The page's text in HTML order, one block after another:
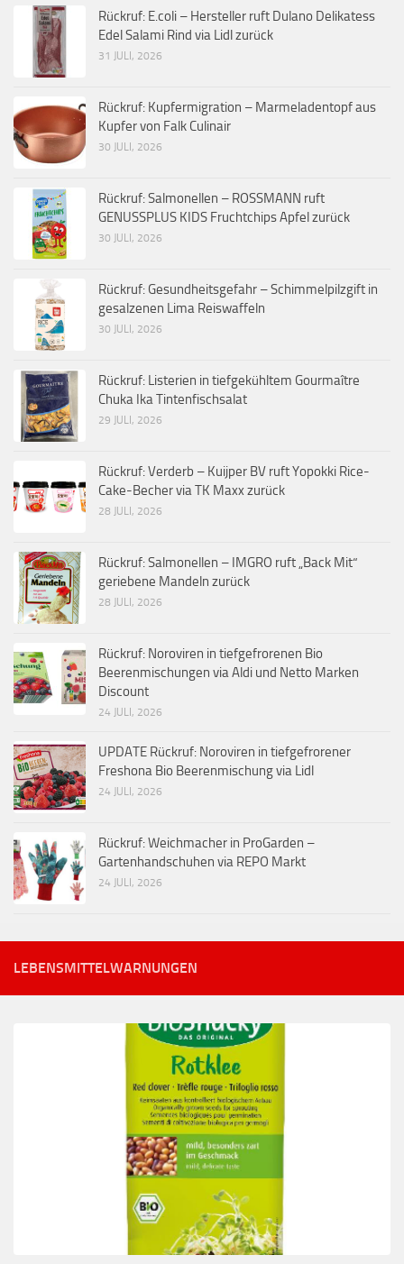
Rückruf: E.coli – Hersteller ruft Dulano Delikatess
Edel Salami Rind via Lidl zurück
31 JULI, 2026
Rückruf: Kupfermigration – Marmeladentopf aus
Kupfer von Falk Culinair
30 JULI, 2026
Rückruf: Salmonellen – ROSSMANN ruft
GENUSSPLUS KIDS Fruchtchips Apfel zurück
30 JULI, 2026
Rückruf: Gesundheitsgefahr – Schimmelpilzgift in
gesalzenen Lima Reiswaffeln
30 JULI, 2026
Rückruf: Listerien in tiefgekühltem Gourmaître
Chuka Ika Tintenfischsalat
29 JULI, 2026
Rückruf: Verderb – Kuijper BV ruft Yopokki Rice-
Cake-Becher via TK Maxx zurück
28 JULI, 2026
Rückruf: Salmonellen – IMGRO ruft „Back Mit“
geriebene Mandeln zurück
28 JULI, 2026
Rückruf: Noroviren in tiefgefrorenen Bio
Beerenmischungen via Aldi und Netto Marken
Discount
24 JULI, 2026
UPDATE Rückruf: Noroviren in tiefgefrorener
Freshona Bio Beerenmischung via Lidl
24 JULI, 2026
Rückruf: Weichmacher in ProGarden –
Gartenhandschuhen via REPO Markt
24 JULI, 2026
LEBENSMITTELWARNUNGEN